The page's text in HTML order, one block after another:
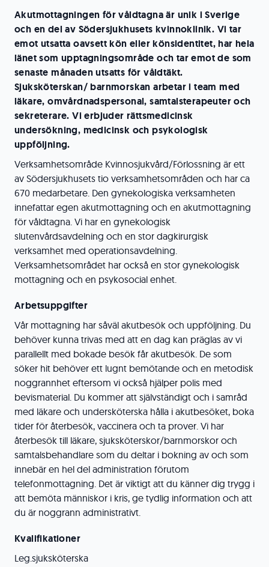
Akutmottagningen för våldtagna är unik i Sverige
och en del av Södersjukhusets kvinnoklinik. Vi tar
emot utsatta oavsett kön eller könsidentitet, har hela
länet som upptagningsområde och tar emot de som
senaste månaden utsatts för våldtäkt.
Sjuksköterskan/ barnmorskan arbetar i team med
läkare, omvårdnadspersonal, samtalsterapeuter och
sekreterare. Vi erbjuder rättsmedicinsk
undersökning, medicinsk och psykologisk
uppföljning.
Verksamhetsområde Kvinnosjukvård/Förlossning är ett
av Södersjukhusets tio verksamhetsområden och har ca
670 medarbetare. Den gynekologiska verksamheten
innefattar egen akutmottagning och en akutmottagning
för våldtagna. Vi har en gynekologisk
slutenvårdsavdelning och en stor dagkirurgisk
verksamhet med operationsavdelning.
Verksamhetsområdet har också en stor gynekologisk
mottagning och en psykosocial enhet.
Arbetsuppgifter
Vår mottagning har såväl akutbesök och uppföljning. Du
behöver kunna trivas med att en dag kan präglas av vi
parallellt med bokade besök får akutbesök. De som
söker hit behöver ett lugnt bemötande och en metodisk
noggrannhet eftersom vi också hjälper polis med
bevismaterial. Du kommer att självständigt och i samråd
med läkare och undersköterska hålla i akutbesöket, boka
tider för återbesök, vaccinera och ta prover. Vi har
återbesök till läkare, sjuksköterskor/barnmorskor och
samtalsbehandlare som du deltar i bokning av och som
innebär en hel del administration förutom
telefonmottagning. Det är viktigt att du känner dig trygg i
att bemöta människor i kris, ge tydlig information och att
du är noggrann administrativt.
Kvalifikationer
Leg.sjuksköterska